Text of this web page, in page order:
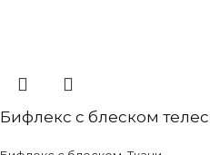
Бифлекс с блеском